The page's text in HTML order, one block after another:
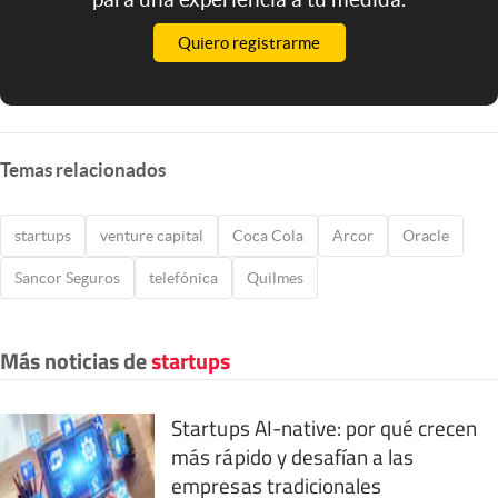
Quiero registrarme
Temas relacionados
startups venture capital Coca Cola Arcor Oracle
Sancor Seguros telefónica Quilmes
Más noticias destartups
Startups AI-native: por qué crecen
más rápido y desafían a las
empresas tradicionales